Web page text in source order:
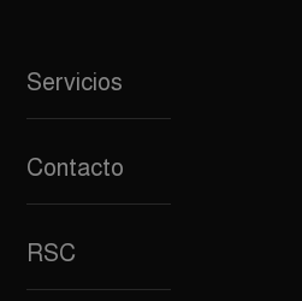
Servicios
Contacto
RSC